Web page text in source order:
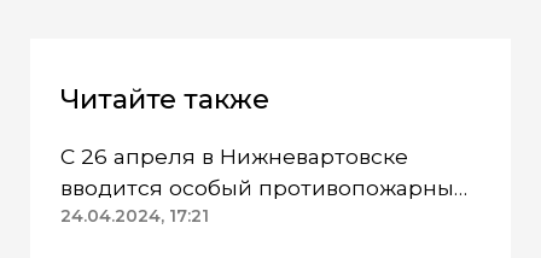
Читайте также
С 26 апреля в Нижневартовске
вводится особый противопожарный
режим
24.04.2024, 17:21